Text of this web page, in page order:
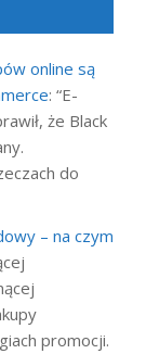
online są
: “E-
że Black
do
– na czym
promocji.